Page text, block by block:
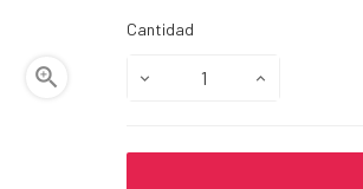

Cantidad